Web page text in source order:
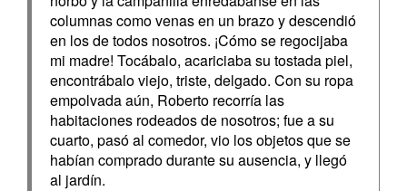
columnas como venas en un brazo y descendió
en los de todos nosotros. ¡Cómo se regocijaba
mi madre! Tocábalo, acariciaba su tostada piel,
encontrábalo viejo, triste, delgado. Con su ropa
empolvada aún, Roberto recorría las
habitaciones rodeados de nosotros; fue a su
cuarto, pasó al comedor, vio los objetos que se
habían comprado durante su ausencia, y llegó
al jardín.